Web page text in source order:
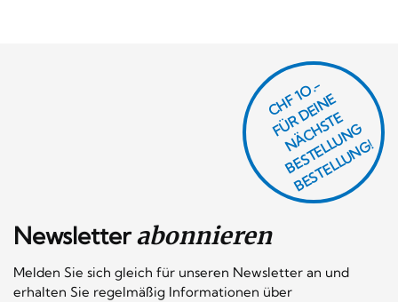
Newsletterabonnieren
Melden Sie sich gleich für unseren Newsletter an und
erhalten Sie regelmäßig Informationen über
CHF 1O.-
F
Ü
R
D
EI
N
E
N
Ä
C
H
S
T
E
B
E
S
T
E
L
L
U
N
G
B
E
S
T
E
L
L
U
N
G!